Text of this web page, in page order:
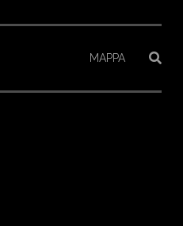
MAPPA